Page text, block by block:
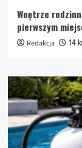
Wnętrze
pierwszym
Redakcja 14